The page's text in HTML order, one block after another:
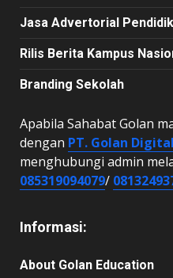
Jasa Advertorial
Rilis Berita Kampus
Branding Sekolah
Apabila Sahabat Golan
dengan PT. Golan
menghubungi admin
085319094079/
Informasi:
About Golan Education